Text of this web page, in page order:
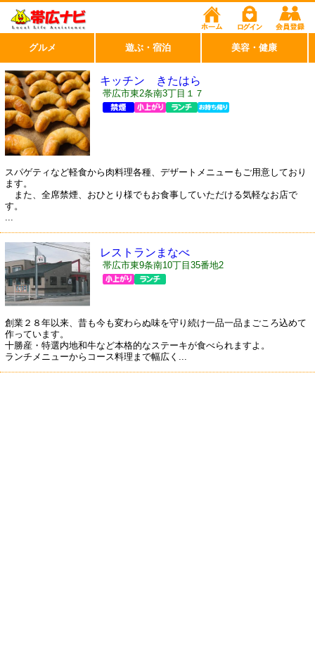
キッチン きたはら
帯広市東2条南3丁目１７
スパゲティなど軽食から肉料理各種、デザートメニューもご用意しており
ます。
また、全席禁煙、おひとり様でもお食事していただける気軽なお店で
す。
レストランまなべ
帯広市東9条南10丁目35番地2
創業２８年以来、昔も今も変わらぬ味を守り続け一品一品まごころ込めて
作っています。
十勝産・特選内地和牛など本格的なステーキが食べられますよ。
ランチメニューからコース料理まで幅広く...
グルメ 遊ぶ・宿泊 美容・健康